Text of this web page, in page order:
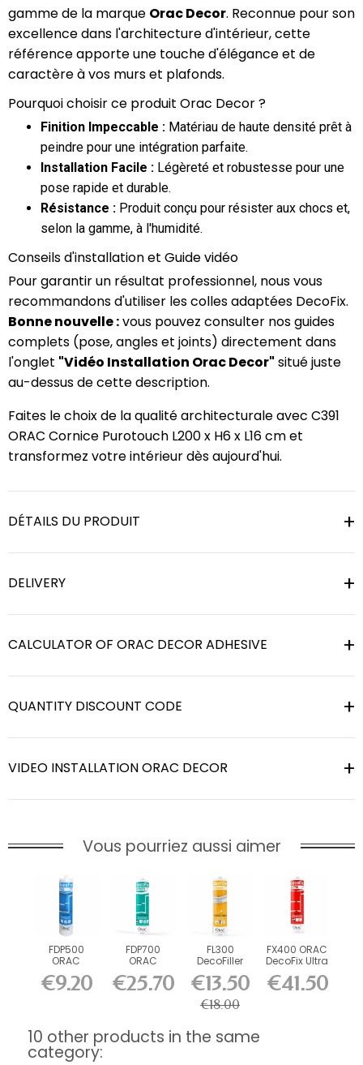
gamme de la marque Orac Decor. Reconnue pour son
excellence dans l'architecture d'intérieur, cette
référence apporte une touche d'élégance et de
caractère à vos murs et plafonds.
Pourquoi choisir ce produit Orac Decor ?
Finition Impeccable : Matériau de haute densité prêt à
peindre pour une intégration parfaite.
Installation Facile : Légèreté et robustesse pour une
pose rapide et durable.
Résistance : Produit conçu pour résister aux chocs et,
selon la gamme, à l'humidité.
Conseils d'installation et Guide vidéo
Pour garantir un résultat professionnel, nous vous
recommandons d'utiliser les colles adaptées DecoFix.
Bonne nouvelle :vous pouvez consulter nos guides
complets (pose, angles et joints) directement dans
l'onglet "Vidéo Installation Orac Decor" situé juste
au-dessus de cette description.
Faites le choix de la qualité architecturale avec C391
ORAC Cornice Purotouch L200 x H6 x L16 cm et
transformez votre intérieur dès aujourd'hui.
DÉTAILS DU PRODUIT
DELIVERY
CALCULATOR OF ORAC DECOR ADHESIVE
QUANTITY DISCOUNT CODE
VIDEO INSTALLATION ORAC DECOR
Vous pourriez aussi aimer
FDP500
ORAC
DecoFix Pro
310 ml
€9.20
FDP700
ORAC
DecoFix
Power 290
ml
€25.70
FL300
DecoFiller
€13.50
€18.00
FX400 ORAC
DecoFix Ultra
€41.50
10 other products in the same
category: